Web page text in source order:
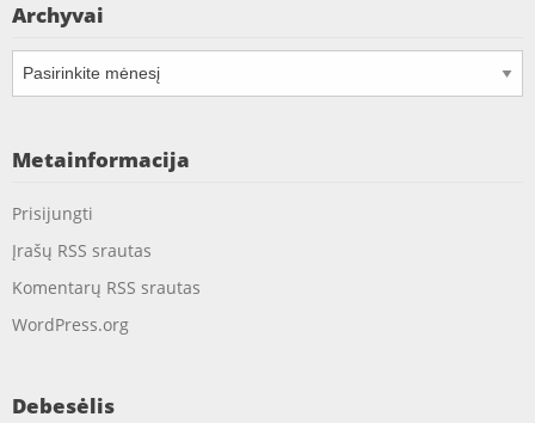
Archyvai
Archyvai
Metainformacija
Prisijungti
Įrašų RSS srautas
Komentarų RSS srautas
WordPress.org
Debesėlis